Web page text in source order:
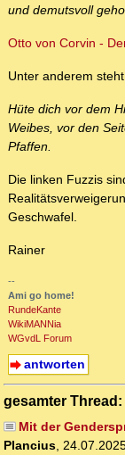
und demutsvoll
Otto von Corvin -
Unter anderem
Hüte dich vor dem
Weibes, vor den
Pfaffen.
Die linken Fuzzis
Geschwafel.
Rainer
--
Ami go home!
RundeKante
WikiMANNia
WGvdL Forum
antworten
gesamter Thread:
Mit der
Plancius,